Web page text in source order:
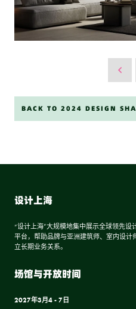
BACK TO 2024 DESIGN
设计上海
“设计上海”大规模地集中展示全球领先
平台，帮助品牌与亚洲建筑师、室内设
立长期业务关系。
场馆与开放时间
2027年3月4 - 7日